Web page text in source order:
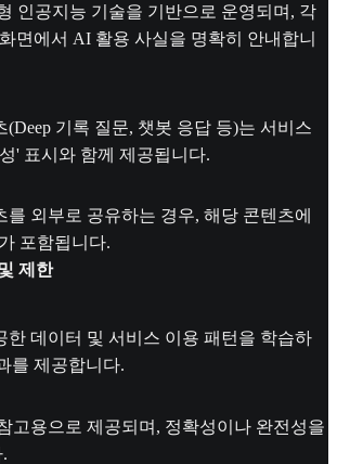
인공지능 기술을 기반으로 운영되며, 각
면에서 AI 활용 사실을 명확히 안내합니
기록 질문, 챗봇 응답 등)는 서비스
' 표시와 함께 제공됩니다.
외부로 공유하는 경우, 해당 콘텐츠에
포함됩니다.
제한
한 데이터 및 서비스 이용 패턴을 학습하
를 제공합니다.
고용으로 제공되며, 정확성이나 완전성을